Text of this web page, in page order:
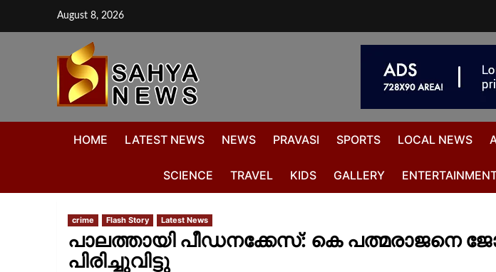
August 8, 2026
HOME LATEST NEWS NEWS PRAVASI SPORTS LOCAL NEWS
SCIENCE TRAVEL KIDS GALLERY
crime Flash Story Latest News
പാലത്തായി പീഡനക്കേസ്: കെ പത്മരാജനെ
പിരിച്ചുവിട്ടു